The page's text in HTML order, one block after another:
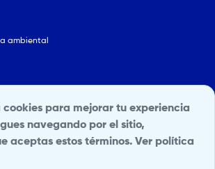
ambiental
y Salud en el Trabajo
cookies para mejorar tu experiencia
navegando por el sitio,
aceptas estos términos.Ver política